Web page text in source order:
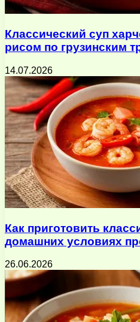
Классический суп
рисом по грузинским
14.07.2026
Как приготовить
домашних условиях
26.06.2026